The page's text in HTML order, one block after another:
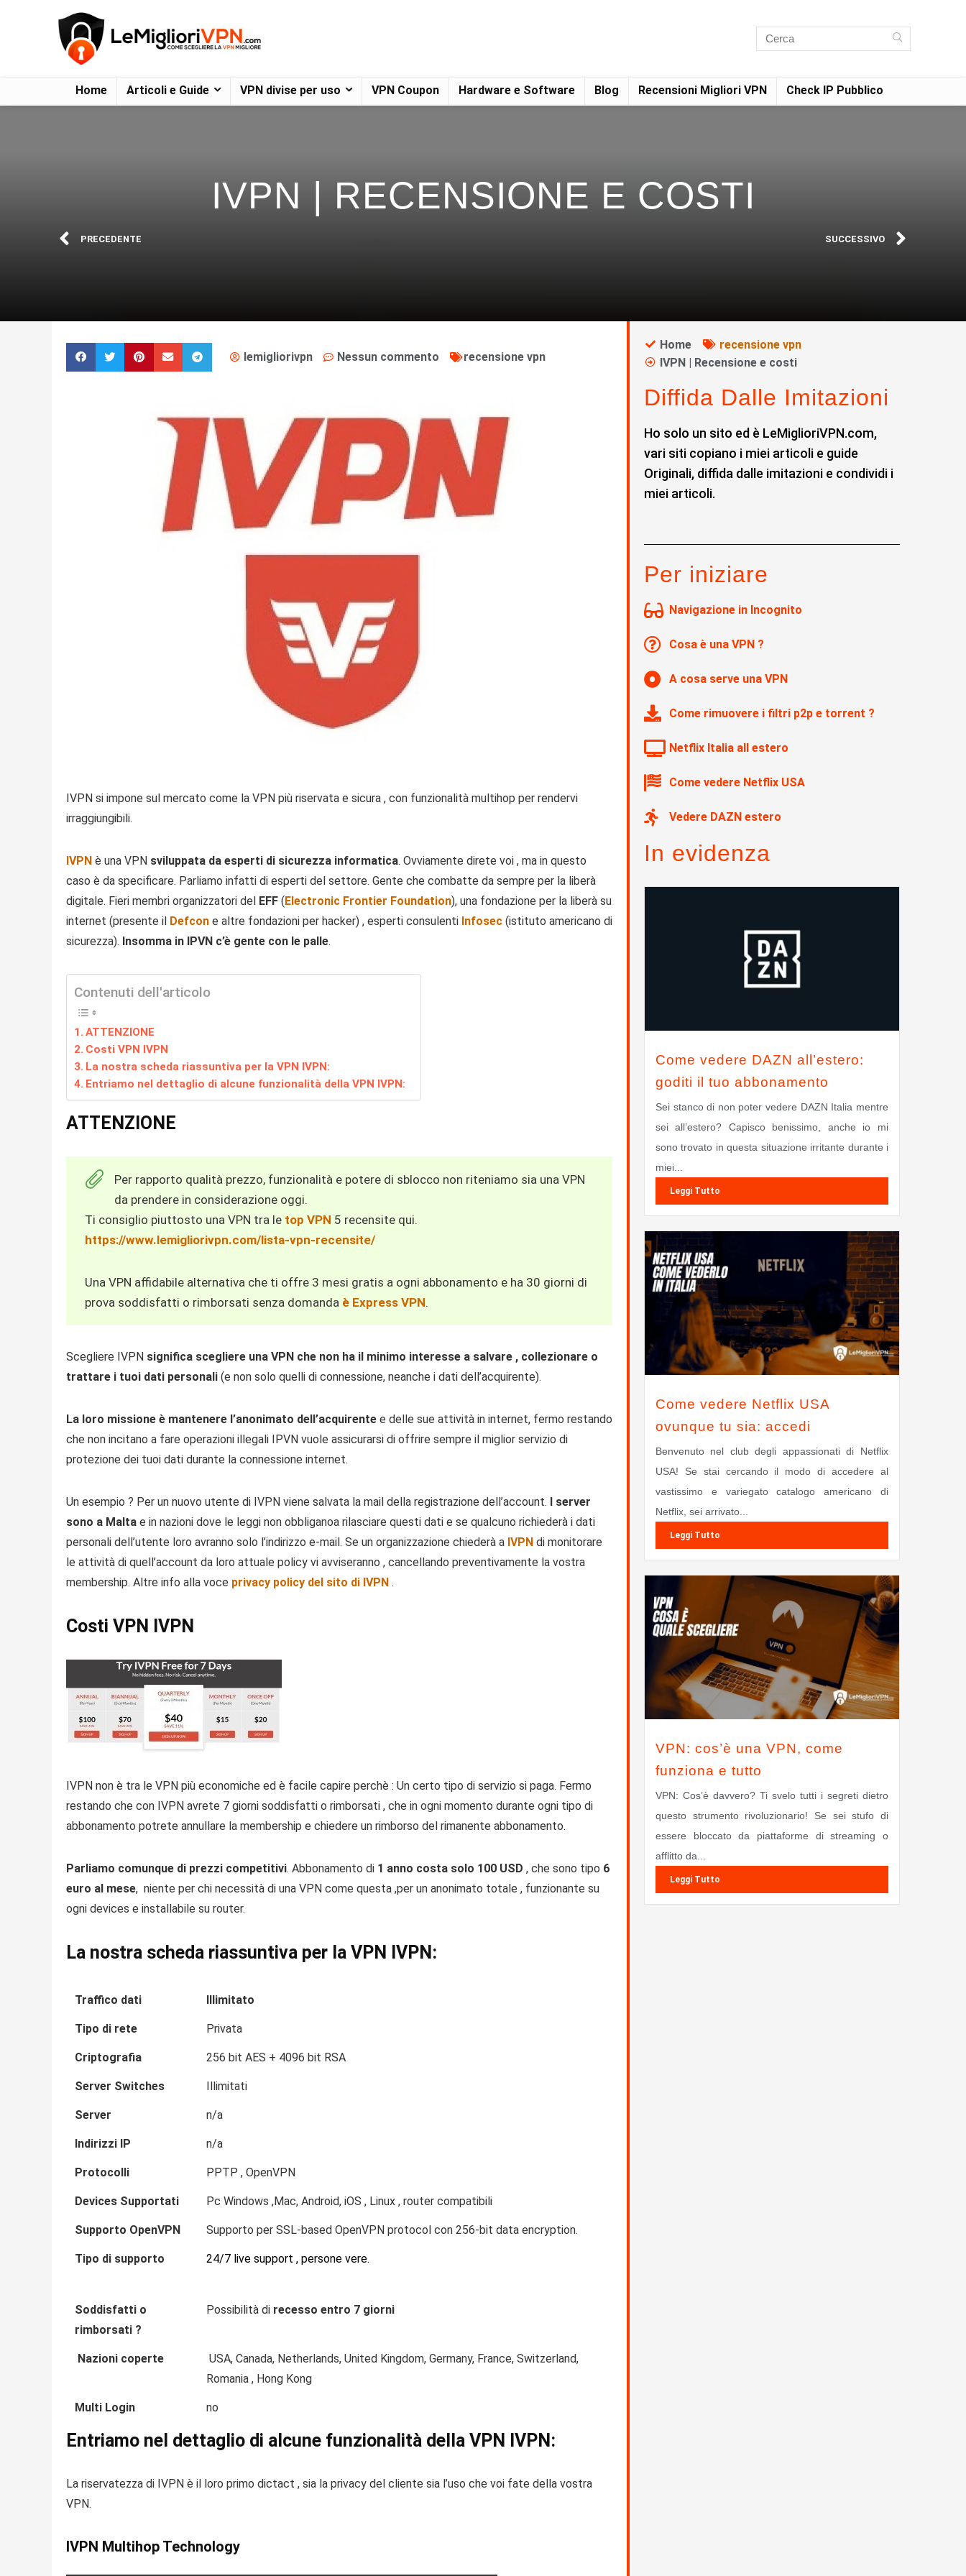
Home Articoli e Guide VPN divise per uso VPN Coupon Hardware e Software Blog Recensioni Migliori VPN Check IP Pubblico
IVPN | RECENSIONE E COSTI
PRECEDENTE SUCCESSIVO
lemigliorivpn Nessun commento recensione vpn
IVPN si impone sul mercato come la VPN più riservata e sicura , con funzionalità multihop per rendervi
irraggiungibili.
IVPN è una VPN sviluppata da esperti di sicurezza informatica. Ovviamente direte voi , ma in questo
caso è da specificare. Parliamo infatti di esperti del settore. Gente che combatte da sempre per la liberà
digitale. Fieri membri organizzatori del EFF (Electronic Frontier Foundation), una fondazione per la liberà su
internet (presente il Defcon e altre fondazioni per hacker) , esperti consulenti Infosec (istituto americano di
sicurezza). Insomma in IPVN c’è gente con le palle.
Contenuti dell'articolo
ATTENZIONE
Costi VPN IVPN
La nostra scheda riassuntiva per la VPN IVPN:
Entriamo nel dettaglio di alcune funzionalità della VPN IVPN:
ATTENZIONE
Per rapporto qualità prezzo, funzionalità e potere di sblocco non riteniamo sia una VPN
da prendere in considerazione oggi.
Ti consiglio piuttosto una VPN tra le top VPN 5 recensite qui.
https://www.lemigliorivpn.com/lista-vpn-recensite/
Una VPN affidabile alternativa che ti offre 3 mesi gratis a ogni abbonamento e ha 30 giorni di
prova soddisfatti o rimborsati senza domanda è Express VPN.
Scegliere IVPN significa scegliere una VPN che non ha il minimo interesse a salvare , collezionare o
trattare i tuoi dati personali (e non solo quelli di connessione, neanche i dati dell’acquirente).
La loro missione è mantenere l’anonimato dell’acquirente e delle sue attività in internet, fermo restando
che non incitano a fare operazioni illegali IPVN vuole assicurarsi di offrire sempre il miglior servizio di
protezione dei tuoi dati durante la connessione internet.
Un esempio ? Per un nuovo utente di IVPN viene salvata la mail della registrazione dell’account. I server
sono a Malta e in nazioni dove le leggi non obbliganoa rilasciare questi dati e se qualcuno richiederà i dati
personali dell’utente loro avranno solo l’indirizzo e-mail. Se un organizzazione chiederà a IVPN di monitorare
le attività di quell’account da loro attuale policy vi avviseranno , cancellando preventivamente la vostra
membership. Altre info alla voce privacy policy del sito di IVPN .
Costi VPN IVPN
IVPN non è tra le VPN più economiche ed è facile capire perchè : Un certo tipo di servizio si paga. Fermo
restando che con IVPN avrete 7 giorni soddisfatti o rimborsati , che in ogni momento durante ogni tipo di
abbonamento potrete annullare la membership e chiedere un rimborso del rimanente abbonamento.
Parliamo comunque di prezzi competitivi. Abbonamento di 1 anno costa solo 100 USD , che sono tipo 6
euro al mese, niente per chi necessità di una VPN come questa ,per un anonimato totale , funzionante su
ogni devices e installabile su router.
La nostra scheda riassuntiva per la VPN IVPN:
Traffico dati Illimitato
Tipo di rete Privata
Criptografia 256 bit AES + 4096 bit RSA
Server Switches Illimitati
Server n/a
Indirizzi IP n/a
Protocolli PPTP , OpenVPN
Devices Supportati Pc Windows ,Mac, Android, iOS , Linux , router compatibili
Supporto OpenVPN Supporto per SSL-based OpenVPN protocol con 256-bit data encryption.
Tipo di supporto 24/7 live support , persone vere.
Soddisfatti o
rimborsati ?
Possibilità di recesso entro 7 giorni
Nazioni coperte
USA, Canada, Netherlands, United Kingdom, Germany, France, Switzerland,
Romania , Hong Kong
Multi Login no
Entriamo nel dettaglio di alcune funzionalità della VPN IVPN:
La riservatezza di IVPN è il loro primo dictact , sia la privacy del cliente sia l’uso che voi fate della vostra
VPN.
IVPN Multihop Technology
Home
recensione vpn
IVPN | Recensione e costi
Diffida Dalle Imitazioni
Ho solo un sito ed è LeMiglioriVPN.com,
vari siti copiano i miei articoli e guide
Originali, diffida dalle imitazioni e condividi i
miei articoli.
Per iniziare
Navigazione in Incognito
Cosa è una VPN ?
A cosa serve una VPN
Come rimuovere i filtri p2p e torrent ?
Netflix Italia all estero
Come vedere Netflix USA
Vedere DAZN estero
In evidenza
Come vedere DAZN all’estero:
goditi il tuo abbonamento
Sei stanco di non poter vedere DAZN Italia mentre
sei all’estero? Capisco benissimo, anche io mi
sono trovato in questa situazione irritante durante i
miei...
Leggi Tutto
Come vedere Netflix USA
ovunque tu sia: accedi
Benvenuto nel club degli appassionati di Netflix
USA! Se stai cercando il modo di accedere al
vastissimo e variegato catalogo americano di
Netflix, sei arrivato...
Leggi Tutto
VPN: cos’è una VPN, come
funziona e tutto
VPN: Cos’è davvero? Ti svelo tutti i segreti dietro
questo strumento rivoluzionario! Se sei stufo di
essere bloccato da piattaforme di streaming o
afflitto da...
Leggi Tutto